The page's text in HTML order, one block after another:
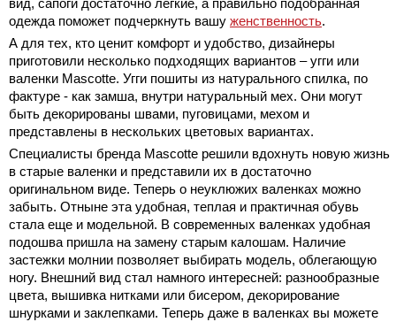
вид, сапоги достаточно легкие, а правильно подобранная
одежда поможет подчеркнуть вашу женственность.
А для тех, кто ценит комфорт и удобство, дизайнеры
приготовили несколько подходящих вариантов – угги или
валенки Mascotte. Угги пошиты из натурального спилка, по
фактуре - как замша, внутри натуральный мех. Они могут
быть декорированы швами, пуговицами, мехом и
представлены в нескольких цветовых вариантах.
Специалисты бренда Mascotte решили вдохнуть новую жизнь
в старые валенки и представили их в достаточно
оригинальном виде. Теперь о неуклюжих валенках можно
забыть. Отныне эта удобная, теплая и практичная обувь
стала еще и модельной. В современных валенках удобная
подошва пришла на замену старым калошам. Наличие
застежки молнии позволяет выбирать модель, облегающую
ногу. Внешний вид стал намного интересней: разнообразные
цвета, вышивка нитками или бисером, декорирование
шнурками и заклепками. Теперь даже в валенках вы можете